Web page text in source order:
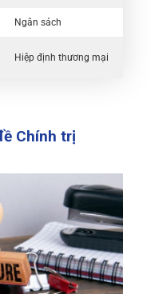
Ngân sách
Hiệp định thương mại
Chính trị